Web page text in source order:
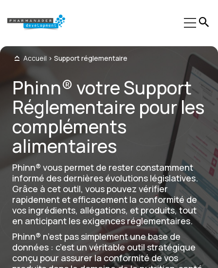
Expertises
Secteurs
Formations
Phinn®
Pheed®
Actualités
À propos
Contact
Français
Accueil > Support réglementaire
Phinn® votre Support
Réglementaire pour les
compléments
alimentaires
Phinn® vous permet de rester constamment
informé des dernières évolutions législatives.
Grâce à cet outil, vous pouvez vérifier
rapidement et efficacement la conformité de
vos ingrédients, allégations, et produits, tout
en anticipant les exigences réglementaires.
Phinn® n’est pas simplement une base de
données : c’est un véritable outil stratégique
conçu pour assurer la conformité de vos